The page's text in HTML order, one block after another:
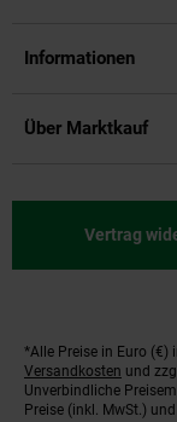
Informationen
Über Marktkauf
Vertrag
Fußnoten
*Alle Preise in Euro (€)
Versandkosten und
Unverbindliche
Preise (inkl. MwSt.)